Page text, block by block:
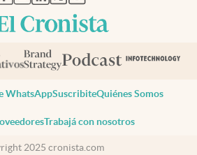
WhatsAppSuscribiteQuiénes Somos
Trabajá con nosotros
2025 cronista.com